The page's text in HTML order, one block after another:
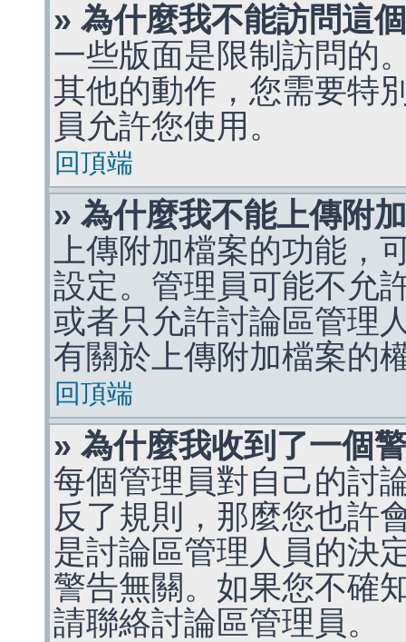
» 為什麼我不能訪問這
一些版面是限制訪問的
其他的動作，您需要特
員允許您使用。
回頂端
» 為什麼我不能上傳附
上傳附加檔案的功能，
設定。管理員可能不允
或者只允許討論區管理
有關於上傳附加檔案的
回頂端
» 為什麼我收到了一個
每個管理員對自己的討
反了規則，那麼您也許
是討論區管理人員的決
警告無關。如果您不確
請聯絡討論區管理員。